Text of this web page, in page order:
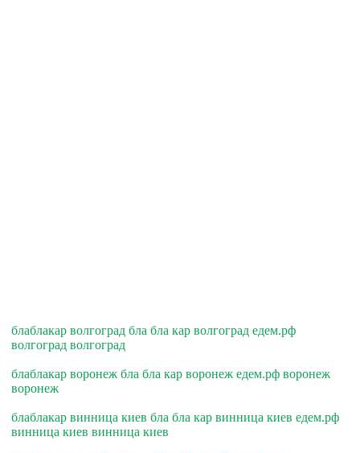
блаблакар волгоград бла бла кар волгоград едем.рф
волгоград волгоград
блаблакар воронеж бла бла кар воронеж едем.рф воронеж
воронеж
блаблакар винница киев бла бла кар винница киев едем.рф
винница киев винница киев